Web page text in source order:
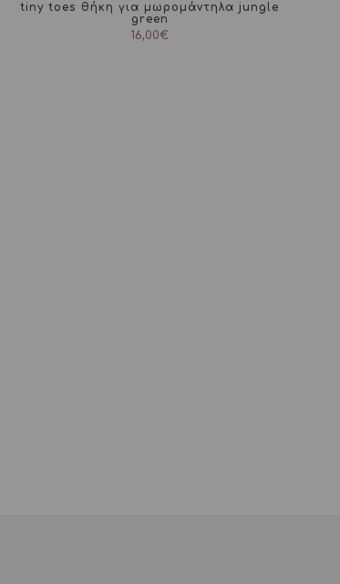
tiny toes θήκη για μωρομάντηλα jungle
green
16,00€